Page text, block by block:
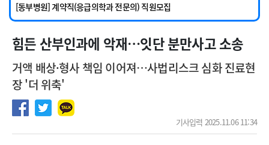
[동부병원] 계약직(응급의학과 전문의) 직원모집
[이대목동병원] 하반기 전공의(레지던트1년차) 모집
[서울아산병원] 2026년 하반기 인턴 모집
힘든 산부인과에 악재…잇단 분만사고 소송
거액 배상·형사 책임 이어져…사법리스크 심화 진료현
장 '더 위축'
기사입력 2025.11.06 11:34